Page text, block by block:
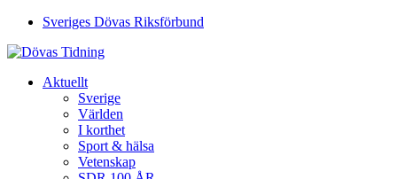
Sveriges Dövas Riksförbund
Aktuellt
Sverige
Världen
I korthet
Sport & hälsa
Vetenskap